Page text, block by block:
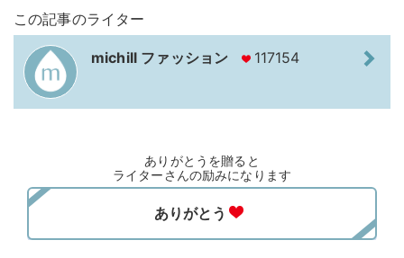
この記事のライター
michill ファッション 117154
ありがとうを贈ると
ライターさんの励みになります